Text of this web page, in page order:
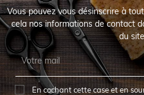
Vous pouvez vous désinscrire à
cela nos informations de contact
du
En cochant cette case et en